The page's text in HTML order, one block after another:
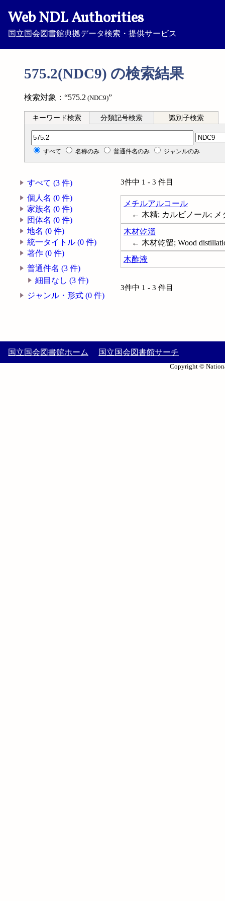
Web NDL Authorities
国立国会図書館典拠データ検索・提供サービス
575.2(NDC9) の検索結果
検索対象：“575.2 (NDC9)”
キーワード検索 分類記号検索 識別子検索
分類記号検索
すべて 名称のみ 普通件名のみ ジャンルのみ
すべて (3 件)
個人名 (0 件)
家族名 (0 件)
団体名 (0 件)
地名 (0 件)
統一タイトル (0 件)
著作 (0 件)
普通件名 (3 件)
細目なし (3 件)
ジャンル・形式 (0 件)
3件中 1 - 3 件目
メチルアルコール
← 木精; カルビノール; メ
木材乾溜
← 木材乾留; Wood
木酢液
3件中 1 - 3 件目
国立国会図書館ホーム 国立国会図書館サーチ
Copyright ©